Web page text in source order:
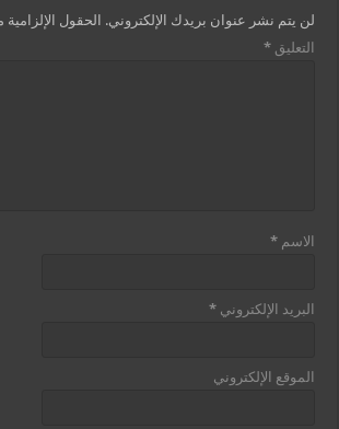
لن يتم نشر عنوان بريدك الإلكتروني. الحقول
التعليق*
الاسم*
البريد الإلكتروني*
الموقع الإلكتروني